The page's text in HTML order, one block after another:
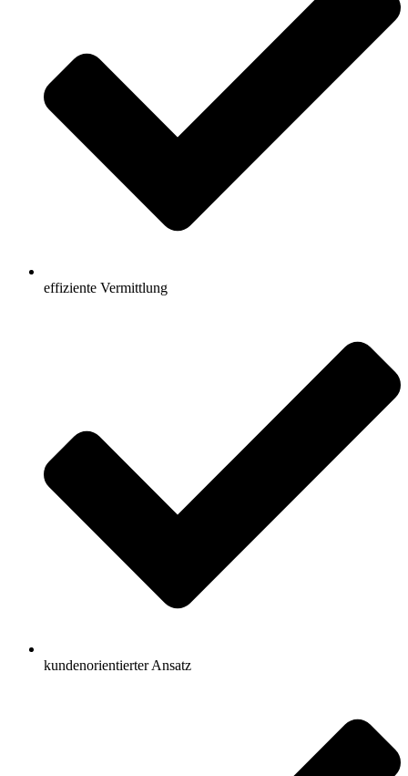
effiziente Vermittlung
kundenorientierter Ansatz